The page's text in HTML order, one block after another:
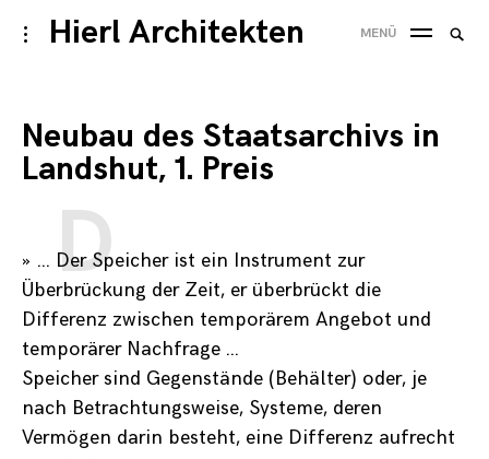
Skip
to
Hierl Architekten
toggle
MENÜ
Neubau des Staatsarchivs in
Landshut, 1. Preis
» … Der Speicher ist ein Instrument zur
Überbrückung der Zeit, er überbrückt die
Differenz zwischen temporärem Angebot und
temporärer Nachfrage …
Speicher sind Gegenstände (Behälter) oder, je
nach Betrachtungsweise, Systeme, deren
Vermögen darin besteht, eine Differenz aufrecht
Suche